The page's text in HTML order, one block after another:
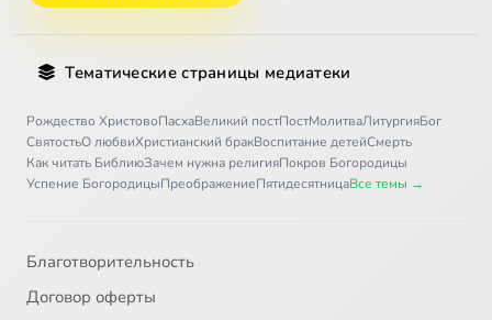
Тематические страницы медиатеки
Рождество ХристовоПасхаВеликий постПостМолитваЛитургияБог
СвятостьО любвиХристианский бракВоспитание детейСмерть
Как читать БиблиюЗачем нужна религияПокров Богородицы
Успение БогородицыПреображениеПятидесятницаВсе темы →
Благотворительность
Договор оферты